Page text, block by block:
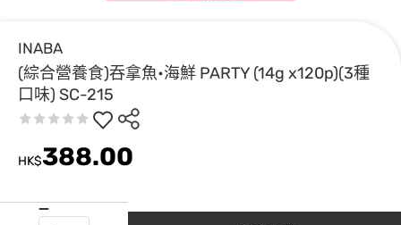
INABA
(綜合營養食)吞拿魚•海鮮 PARTY (14g x120p)(3種
口味) SC-215
HK$388.00